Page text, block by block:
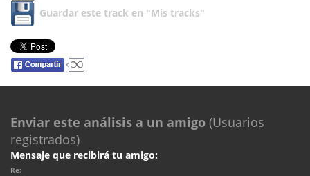
Guardar este track en "Mis tracks"
Enviar este análisis a un amigo (Usuarios
registrados)
Mensaje que recibirá tu amigo:
Re: